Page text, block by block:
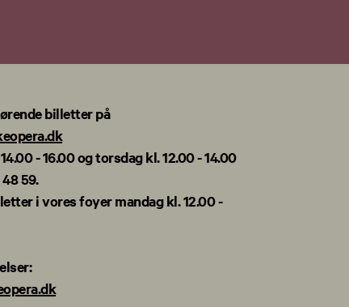
billetter på
- 16.00 og torsdag kl. 12.00 - 14.00
59.
i vores foyer mandag kl. 12.00 -